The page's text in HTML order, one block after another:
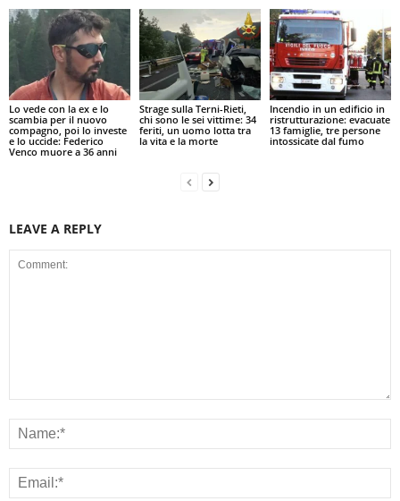
Lo vede con la ex e lo
scambia per il nuovo
compagno, poi lo investe
e lo uccide: Federico
Venco muore a 36 anni
Strage sulla Terni-Rieti,
chi sono le sei vittime: 34
feriti, un uomo lotta tra
la vita e la morte
Incendio in un edificio in
ristrutturazione: evacuate
13 famiglie, tre persone
intossicate dal fumo
LEAVE A REPLY